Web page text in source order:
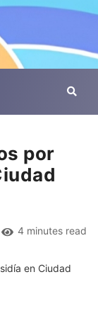
por
4 minutes read